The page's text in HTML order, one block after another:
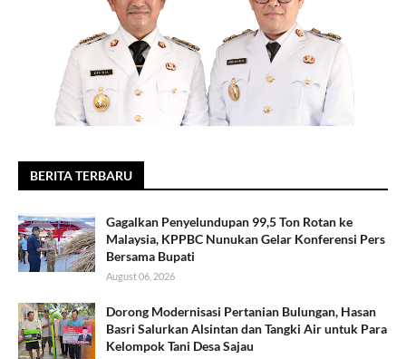
BERITA TERBARU
Gagalkan Penyelundupan 99,5 Ton Rotan ke
Malaysia, KPPBC Nunukan Gelar Konferensi Pers
Bersama Bupati
August 06, 2026
Dorong Modernisasi Pertanian Bulungan, Hasan
Basri Salurkan Alsintan dan Tangki Air untuk Para
Kelompok Tani Desa Sajau